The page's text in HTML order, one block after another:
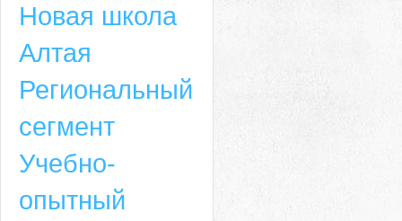
Новая школа
Алтая
Региональный
сегмент
Учебно-
опытный